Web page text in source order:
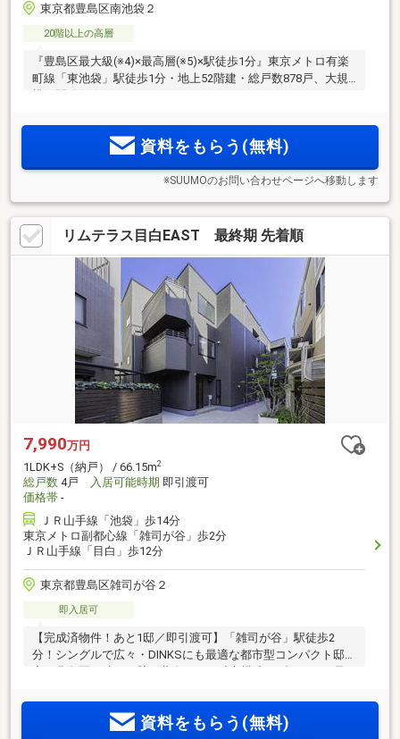
東京都豊島区南池袋２
20階以上の高層
『豊島区最大級(※4)×最高層(※5)×駅徒歩1分』東京メトロ有楽
町線「東池袋」駅徒歩1分・地上52階建・総戸数878戸、大規
資料をもらう(無料)
※SUUMOのお問い合わせページへ移動します
リムテラス目白EAST 最終期 先着順
7,990万円
1LDK+S（納戸） / 66.15m2
総戸数 4戸 入居可能時期 即引渡可
価格帯 -
ＪＲ山手線「池袋」歩14分
東京メトロ副都心線「雑司が谷」歩2分
ＪＲ山手線「目白」歩12分
東京都豊島区雑司が谷２
即入居可
【完成済物件！あと1邸／即引渡可】「雑司が谷」駅徒歩2
分！シングルで広々・DINKSにも最適な都市型コンパクト邸
資料をもらう(無料)